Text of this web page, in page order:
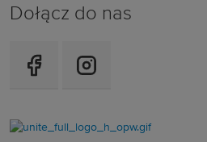
Dołącz do nas